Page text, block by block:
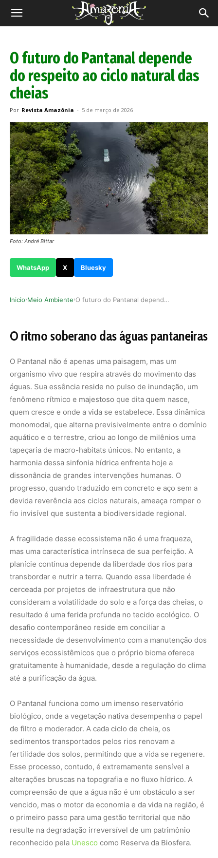
Revista
O futuro do Pantanal depende
do respeito ao ciclo natural das
cheias
Por Revista Amazônia - 5 de março de 2026
Foto: André Bittar
WhatsApp X Bluesky
Inicio›Meio Ambiente› O futuro do Pantanal depende do respeito ao cic…
O ritmo soberano das águas pantaneiras
O Pantanal não é apenas uma paisagem, mas um
organismo vivo que respira através do movimento das
águas. Sua essência reside no pulso de inundação, um
fenômeno rítmico e majestoso que dita quem nasce,
quem cresce e onde a vida se estabelece. Essa dinâmica
monomodal, que alterna previsivelmente entre o domínio
aquático e o terrestre, criou ao longo de milênios uma
tapeçaria de macro-habitats únicos. No entanto, a
harmonia dessa sinfonia hídrica enfrenta hoje a
dissonância de grandes intervenções humanas. O
progresso, quando traduzido em concreto e aço sem a
devida reverência aos ciclos naturais, ameaça romper o
fio invisível que sustenta a biodiversidade regional.
A fragilidade desse ecossistema não é uma fraqueza,
mas uma característica intrínseca de sua perfeição. A
planície contínua depende da liberdade dos rios para
transbordar e nutrir a terra. Quando essa liberdade é
cerceada por projetos de infraestrutura que não
consideram a volatilidade do solo e a força das cheias, o
resultado é uma ferida profunda no tecido ecológico. O
desafio contemporâneo reside em conciliar a
necessidade de desenvolvimento com a manutenção dos
serviços ecossistêmicos que o próprio bioma oferece
gratuitamente à humanidade, desde a regulação do clima
até a purificação da água.
O Pantanal funciona como um imenso reservatório
biológico, onde a vegetação nativa desempenha o papel
de filtro e moderador. A cada ciclo de cheia, os
sedimentos transportados pelos rios renovam a
fertilidade dos solos, permitindo que a vida se regenere.
Esse processo, contudo, é extremamente sensível a
alterações bruscas na topografia e no fluxo hídrico. A
compreensão de que a água não é um obstáculo a ser
vencido, mas o motor da economia e da vida na região, é
o primeiro passo para uma gestão territorial que não
resulte na degradação irreversível de um patrimônio
reconhecido pela Unesco como Reserva da Biosfera.